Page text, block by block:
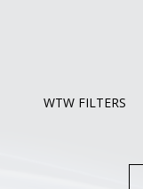
WTW FILTERS